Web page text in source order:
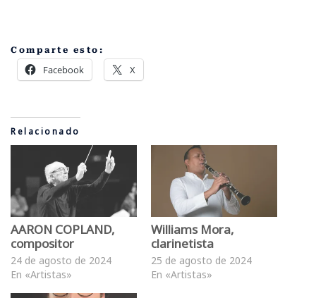
Comparte esto:
Facebook X
Relacionado
AARON COPLAND,
compositor
24 de agosto de 2024
En «Artistas»
Williams Mora,
clarinetista
25 de agosto de 2024
En «Artistas»